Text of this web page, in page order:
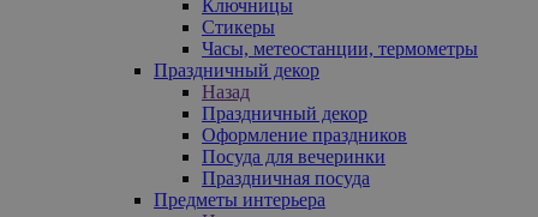
Ключницы
Стикеры
Часы, метеостанции, термометры
Праздничный декор
Назад
Праздничный декор
Оформление праздников
Посуда для вечеринки
Праздничная посуда
Предметы интерьера